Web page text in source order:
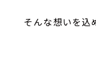
そんな想いを込